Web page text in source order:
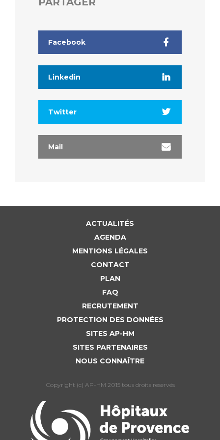
Protection des données
Sécurité
Liste des marchés conclus
Facebook
Linkedin
Twitter
Mail
ACTUALITÉS
AGENDA
MENTIONS LÉGALES
CONTACT
PLAN
FAQ
RECRUTEMENT
PROTECTION DES DONNÉES
SITES AP-HM
SITES PARTENAIRES
NOUS CONNAÎTRE
Copyright (c) AP-HM 2015 tous droits reservés